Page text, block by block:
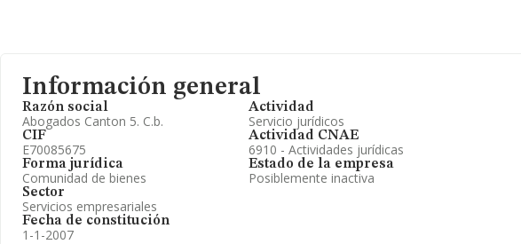
Información general
Razón social
Abogados Canton 5. C.b.
CIF
E70085675
Forma jurídica
Comunidad de bienes
Sector
Servicios empresariales
Fecha de constitución
1-1-2007
Actividad
Servicio jurídicos
Actividad CNAE
6910 - Actividades jurídicas
Estado de la empresa
Posiblemente inactiva